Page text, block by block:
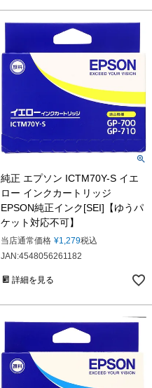
純正 エプソン ICTM70Y-S イエ
ロー インクカートリッジ
EPSON純正インク[SEI]【ゆうパ
ケット対応不可】
当店通常価格 ¥1,279税込
JAN:4548056261182
詳細を見る